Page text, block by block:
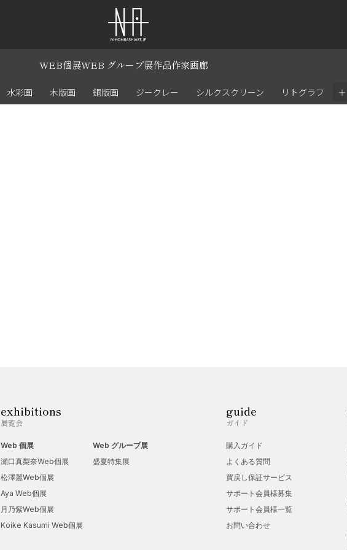
WEB個展WEB グループ展作品作家画廊
水彩画 木版画 銅版画 ジークレー シルクスクリーン リトグラフ ＋
exhibitions
展覧会
Web 個展
瀬口真梨奈Web個展
松澤麗Web個展
Aya Web個展
月乃紫Web個展
Koike Kasumi Web個展
Web グループ展
盛夏特集展
guide
ガイド
購入ガイド
よくある質問
買戻し保証サービス
サポート会員様募集
サポート会員様一覧
お問い合わせ